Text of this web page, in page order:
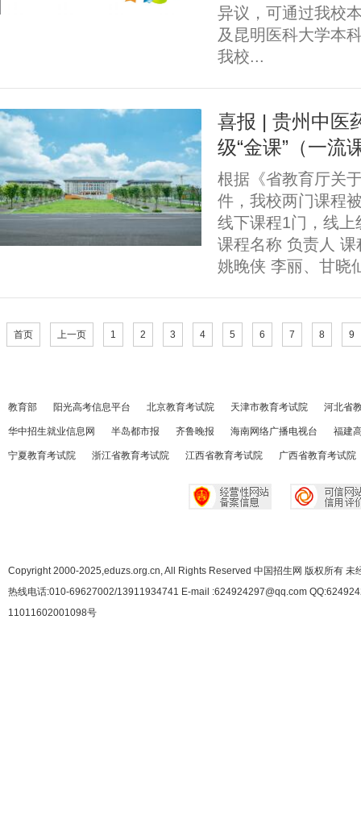
异议，可通过我校
及昆明医科大学本
我校...
喜报 | 贵州中医
级“金课”（一流
根据《省教育厅关
件，我校两门课程
线下课程1门，线
课程名称 负责人
姚晚侠 李丽、甘晓
首页 上一页 1 2 3 4 5 6 7 8 9
教育部 阳光高考信息平台 北京教育考试院 天津市教育考试院 河北省
华中招生就业信息网 半岛都市报 齐鲁晚报 海南网络广播电视台 福建
宁夏教育考试院 浙江省教育考试院 江西省教育考试院 广西省教育考试院
Copyright 2000-2025,eduzs.org.cn, All Rights Reserved 中国招生网 版权所有 未
热线电话:010-69627002/13911934741 E-mail :624924297@qq.com
11011602001098号